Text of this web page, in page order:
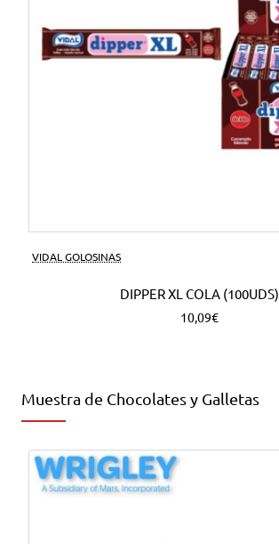
VIDAL GOLOSINAS
DIPPER XL COLA (100UDS)
10,09€
Muestra de Chocolates y Galletas